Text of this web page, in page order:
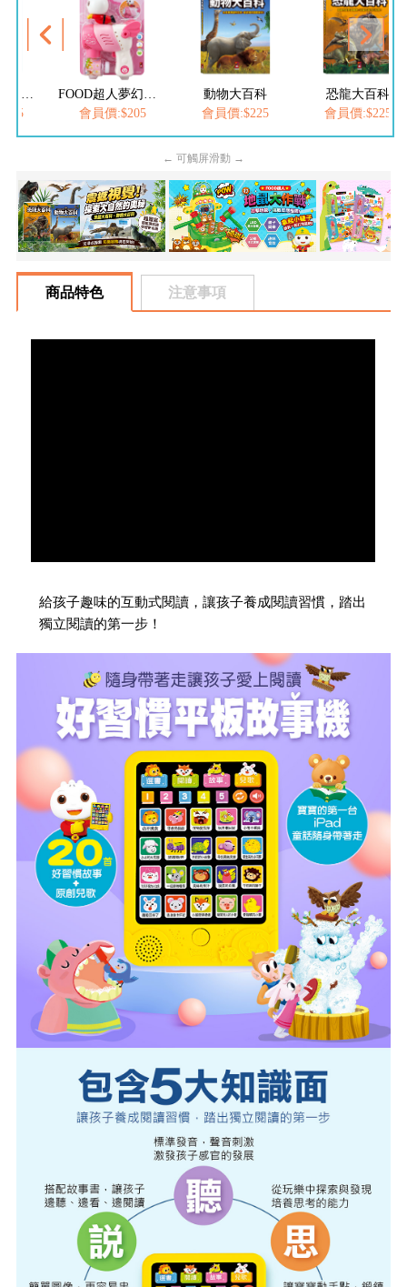
會員價:$205
動物大百科
會員價:$225
恐龍大百科
會員價:$225
← 可觸屏滑動 →
商品特色 注意事項
給孩子趣味的互動式閱讀，讓孩子養成閱讀習慣，踏出
獨立閱讀的第一步！